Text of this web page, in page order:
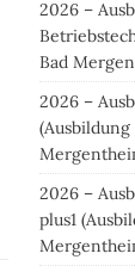
2026 –
Bad
2026 –
2026 –
plus1